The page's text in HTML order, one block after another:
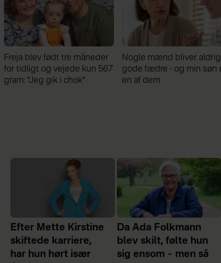
Nogle mænd bliver aldrig
gode fædre - og min søn er
en af dem
Samira Nawa: ”Det er
fantastisk at have min
familie, men jeg elsker
Efter Mette Kirstine
skiftede karriere,
har hun hørt især
Da Ada Folkmann
blev skilt, følte hun
sig ensom – men så